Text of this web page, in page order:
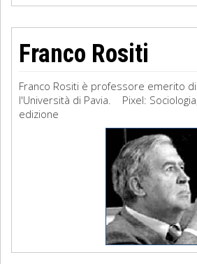
Franco Rositi
Franco Rositi è professore emerito
l'Università di Pavia. Pixel:
edizione